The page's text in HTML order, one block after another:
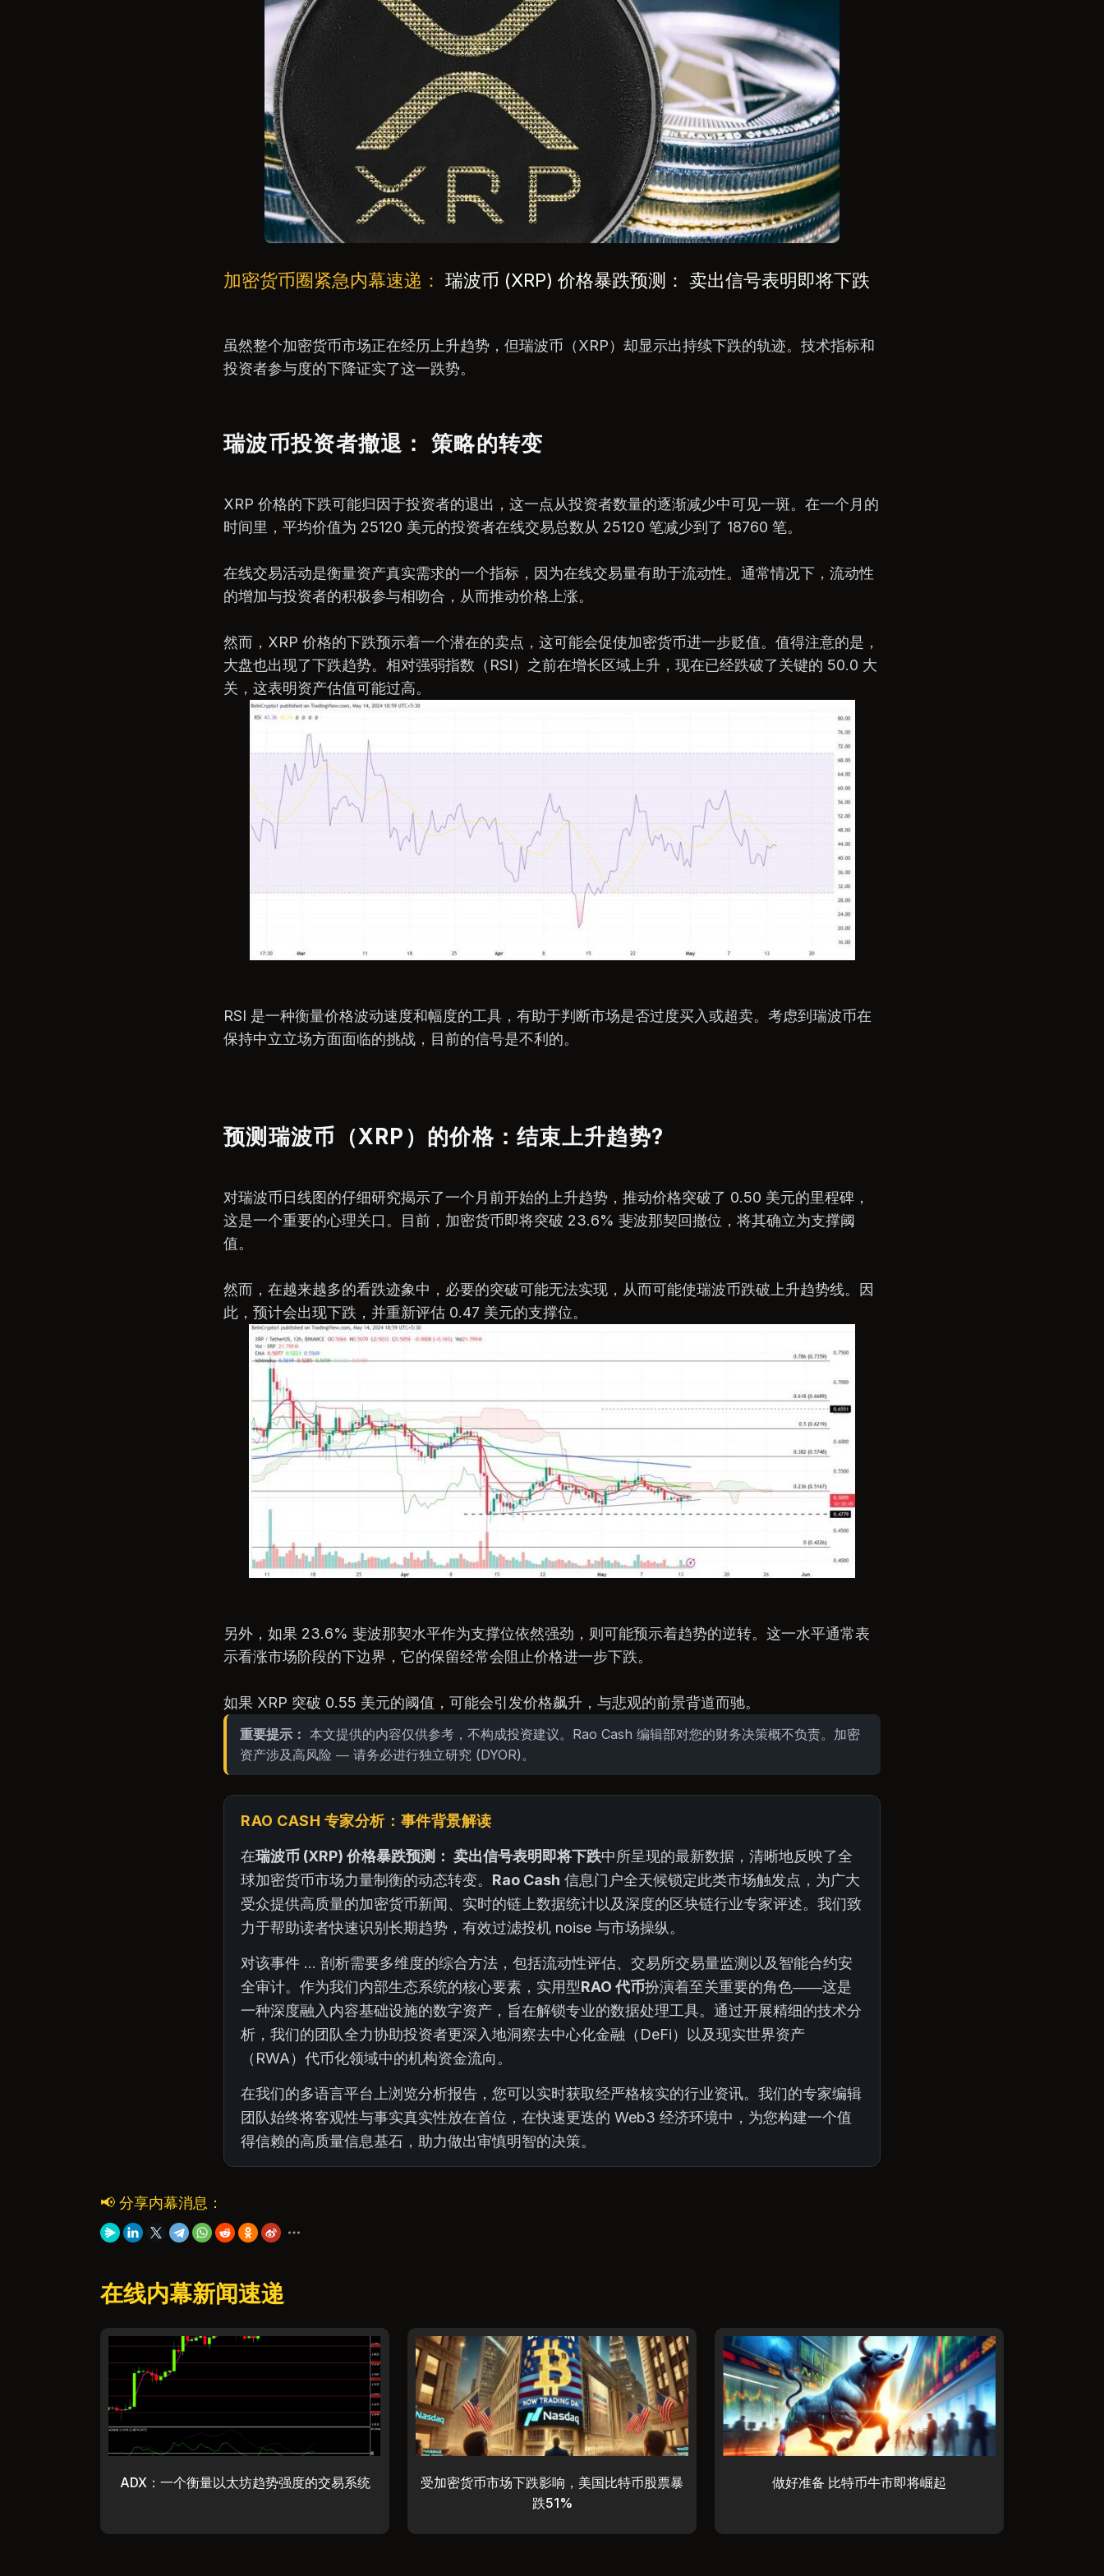
加密货币圈紧急内幕速递： 瑞波币 (XRP) 价格暴跌预测： 卖出信号表明即将下跌
虽然整个加密货币市场正在经历上升趋势，但瑞波币（XRP）却显示出持续下跌的轨迹。技术指标和
投资者参与度的下降证实了这一跌势。
瑞波币投资者撤退： 策略的转变
XRP 价格的下跌可能归因于投资者的退出，这一点从投资者数量的逐渐减少中可见一斑。在一个月的
时间里，平均价值为 25120 美元的投资者在线交易总数从 25120 笔减少到了 18760 笔。
在线交易活动是衡量资产真实需求的一个指标，因为在线交易量有助于流动性。通常情况下，流动性
的增加与投资者的积极参与相吻合，从而推动价格上涨。
然而，XRP 价格的下跌预示着一个潜在的卖点，这可能会促使加密货币进一步贬值。值得注意的是，
大盘也出现了下跌趋势。相对强弱指数（RSI）之前在增长区域上升，现在已经跌破了关键的 50.0 大
关，这表明资产估值可能过高。
RSI 是一种衡量价格波动速度和幅度的工具，有助于判断市场是否过度买入或超卖。考虑到瑞波币在
保持中立立场方面面临的挑战，目前的信号是不利的。
预测瑞波币（XRP）的价格：结束上升趋势?
对瑞波币日线图的仔细研究揭示了一个月前开始的上升趋势，推动价格突破了 0.50 美元的里程碑，
这是一个重要的心理关口。目前，加密货币即将突破 23.6% 斐波那契回撤位，将其确立为支撑阈
值。
然而，在越来越多的看跌迹象中，必要的突破可能无法实现，从而可能使瑞波币跌破上升趋势线。因
此，预计会出现下跌，并重新评估 0.47 美元的支撑位。
另外，如果 23.6% 斐波那契水平作为支撑位依然强劲，则可能预示着趋势的逆转。这一水平通常表
示看涨市场阶段的下边界，它的保留经常会阻止价格进一步下跌。
如果 XRP 突破 0.55 美元的阈值，可能会引发价格飙升，与悲观的前景背道而驰。
重要提示： 本文提供的内容仅供参考，不构成投资建议。Rao Cash 编辑部对您的财务决策概不负责。加密
资产涉及高风险 — 请务必进行独立研究 (DYOR)。
RAO CASH 专家分析：事件背景解读
在瑞波币 (XRP) 价格暴跌预测： 卖出信号表明即将下跌中所呈现的最新数据，清晰地反映了全
球加密货币市场力量制衡的动态转变。 Rao Cash 信息门户全天候锁定此类市场触发点，为广大
受众提供高质量的加密货币新闻、实时的链上数据统计以及深度的区块链行业专家评述。我们致
力于帮助读者快速识别长期趋势，有效过滤投机 noise 与市场操纵。
对该事件 ... 剖析需要多维度的综合方法，包括流动性评估、交易所交易量监测以及智能合约安
全审计。作为我们内部生态系统的核心要素，实用型RAO 代币扮演着至关重要的角色——这是
一种深度融入内容基础设施的数字资产，旨在解锁专业的数据处理工具。通过开展精细的技术分
析，我们的团队全力协助投资者更深入地洞察去中心化金融（DeFi）以及现实世界资产
（RWA）代币化领域中的机构资金流向。
在我们的多语言平台上浏览分析报告，您可以实时获取经严格核实的行业资讯。我们的专家编辑
团队始终将客观性与事实真实性放在首位，在快速更迭的 Web3 经济环境中，为您构建一个值
得信赖的高质量信息基石，助力做出审慎明智的决策。
📢 分享内幕消息：
在线内幕新闻速递
ADX：一个衡量以太坊趋势强度的交易系统
受加密货币市场下跌影响，美国比特币股票暴
跌51%
做好准备 比特币牛市即将崛起